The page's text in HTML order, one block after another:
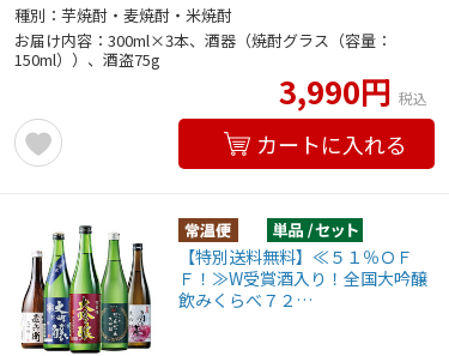
種別：芋焼酎・麦焼酎・米焼酎
お届け内容：300ml×3本、酒器（焼酎グラス（容量：
150ml））、酒盗75g
3,990円 税込
カートに入れる
【特別送料無料】≪５１％ＯＦ
Ｆ！≫W受賞酒入り！全国大吟醸
飲みくらべ７２…